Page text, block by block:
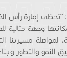
إمارة رأس
وجهة مثالية
لمواصلة
النمو والتطور